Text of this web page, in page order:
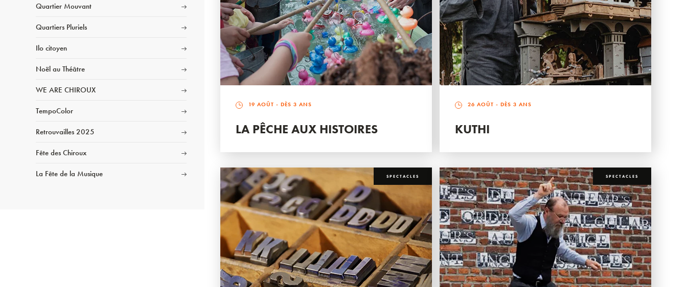
Quartier Mouvant
Quartiers Pluriels
Ilo citoyen
Noël au Théâtre
WE ARE CHIROUX
TempoColor
Retrouvailles 2025
Fête des Chiroux
La Fête de la Musique
19 AOÛT - DÈS 3 ANS
LA PÊCHE AUX HISTOIRES
26 AOÛT - DÈS 3 ANS
KUTHI
SPECTACLES SPECTACLES